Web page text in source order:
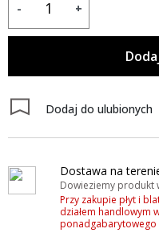
- +
Dodaj do ulubionych
Dostawa na
Dowieziemy produkt
Przy zakupie płyt i
działem handlowym
ponadgabarytowego